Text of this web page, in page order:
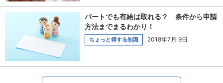
パートでも有給は取れる？ 条件から申請
方法までまるわかり！
ちょっと得する知識 2018年7月 9日